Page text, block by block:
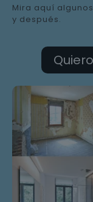
Mira aquí
y después.